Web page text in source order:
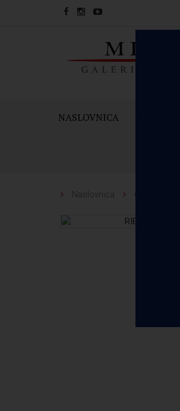
NASLOVNICA VINA
Naslovnica Čaše i